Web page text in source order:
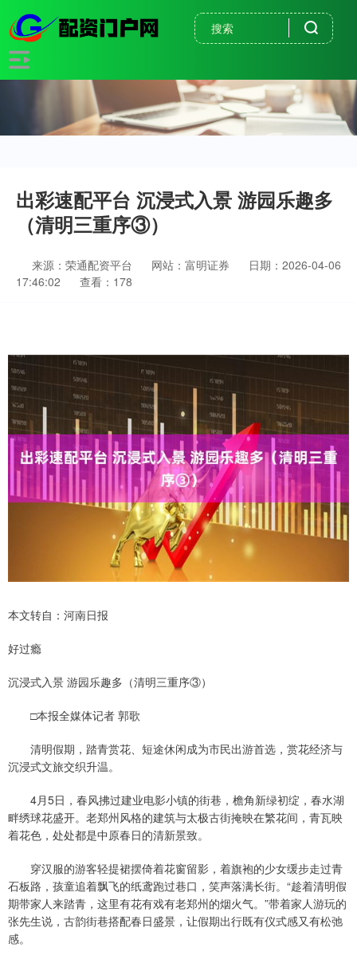
出彩速配平台 沉浸式入景 游园乐趣多
（清明三重序③）
来源：荣通配资平台 网站：富明证券
日期：2026-04-06
17:46:02
查看：178
本文转自：河南日报
好过瘾
沉浸式入景 游园乐趣多（清明三重序③）
□本报全媒体记者 郭歌
清明假期，踏青赏花、短途休闲成为市民出游首选，赏花经济与
沉浸式文旅交织升温。
4月5日，春风拂过建业电影小镇的街巷，檐角新绿初绽，春水湖
畔绣球花盛开。老郑州风格的建筑与太极古街掩映在繁花间，青瓦映
着花色，处处都是中原春日的清新景致。
穿汉服的游客轻提裙摆倚着花窗留影，着旗袍的少女缓步走过青
石板路，孩童追着飘飞的纸鸢跑过巷口，笑声落满长街。“趁着清明假
期带家人来踏青，这里有花有戏有老郑州的烟火气。”带着家人游玩的
张先生说，古韵街巷搭配春日盛景，让假期出行既有仪式感又有松弛
感。